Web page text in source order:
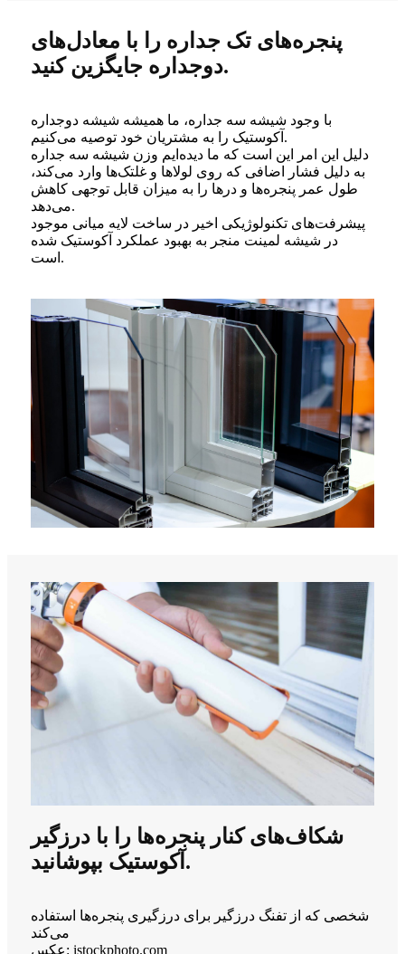
پنجره‌های تک جداره را با معادل‌های
دوجداره جایگزین کنید.
با وجود شیشه سه جداره، ما همیشه شیشه دوجداره
آکوستیک را به مشتریان خود توصیه می‌کنیم.
دلیل این امر این است که ما دیده‌ایم وزن شیشه سه جداره
به دلیل فشار اضافی که روی لولاها و غلتک‌ها وارد می‌کند،
طول عمر پنجره‌ها و درها را به میزان قابل توجهی کاهش
می‌دهد.
پیشرفت‌های تکنولوژیکی اخیر در ساخت لایه میانی موجود
در شیشه لمینت منجر به بهبود عملکرد آکوستیک شده
است.
شکاف‌های کنار پنجره‌ها را با درزگیر
آکوستیک بپوشانید.
شخصی که از تفنگ درزگیر برای درزگیری پنجره‌ها استفاده
می‌کند
عکس: istockphoto.com